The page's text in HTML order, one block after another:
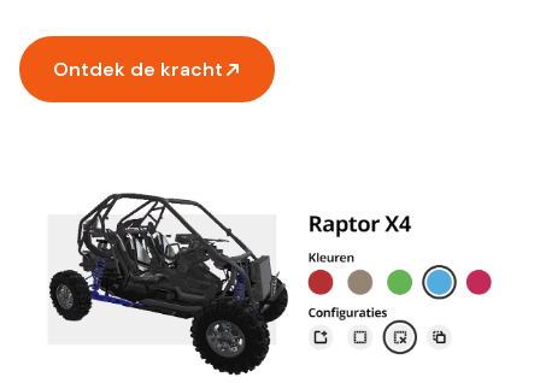
Ontdek de kracht